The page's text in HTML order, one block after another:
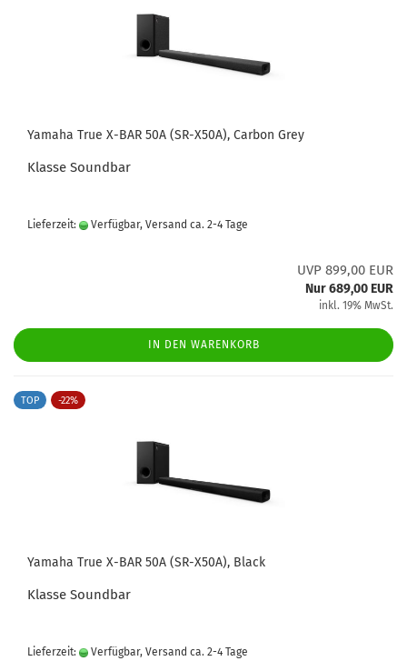
Yamaha True X-BAR 50A (SR-X50A), Carbon Grey
Klasse Soundbar
Lieferzeit: Verfügbar, Versand ca. 2-4 Tage
UVP 899,00 EUR
Nur 689,00 EUR
inkl. 19% MwSt.
IN DEN WARENKORB
TOP -22%
Yamaha True X-BAR 50A (SR-X50A), Black
Klasse Soundbar
Lieferzeit: Verfügbar, Versand ca. 2-4 Tage